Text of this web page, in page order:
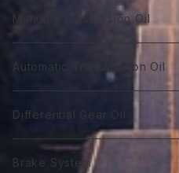
GTR 0Ｗ-20
GTR 10W-30
GTA 0W-20
GTA 5W-20
GTA 5W-30
Hybrid Car Oil
First 0W-10
First 0W-20
First 0W30
Super Touring
ST 0W-20
ST 0W-30
Sports VGX
VGX 0W-16
Classico
DL-1 0W-30
DL-1 5W-30
Diesel Power DH-2
DH-2 10W-30
DH-2 15W-40
DH-2 20W-50 ＊
Sports VGX SN EURO-8
Euro C2 0W-30
Euro C2 5W-30
Sports VGX SN EURO-12
Euro C3 0W-30
Biker 4T
Biker 4T Type R
Biker 4T Type S
Biker 4T Type N
Biker 2T
Biker 2T Type R
Biker 2T Type S
Manual Transmission Oil
Racing Gear
75番系
80番系
GT Gear
60番系
Syn Gear
Automatic Transmission Oil
ATF Spec -Ⅰ
ATF Spec -Ⅱ
Differential Gear Oil
GT Gear
Brake System